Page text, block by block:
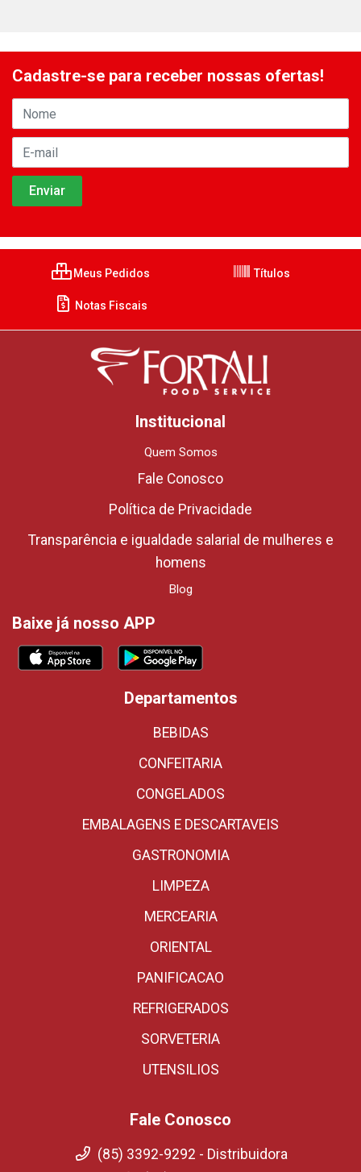
Cadastre-se para receber nossas ofertas!
Meus Pedidos Títulos
Notas Fiscais
Institucional
Quem Somos
Fale Conosco
Política de Privacidade
Transparência e igualdade salarial de mulheres e
homens
Blog
Baixe já nosso APP
Departamentos
BEBIDAS
CONFEITARIA
CONGELADOS
EMBALAGENS E DESCARTAVEIS
GASTRONOMIA
LIMPEZA
MERCEARIA
ORIENTAL
PANIFICACAO
REFRIGERADOS
SORVETERIA
UTENSILIOS
Fale Conosco
(85) 3392-9292 - Distribuidora